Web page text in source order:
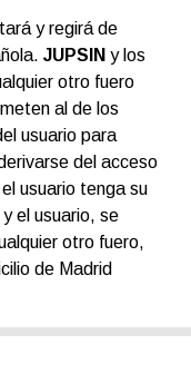
y regirá de
JUPSIN y los
otro fuero
al de los
usuario para
del acceso
usuario tenga su
y el usuario, se
otro fuero,
de Madrid